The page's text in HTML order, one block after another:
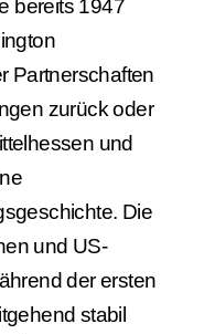
bereits 1947
Partnerschaften
zurück oder
und
Die
und US-
der ersten
stabil